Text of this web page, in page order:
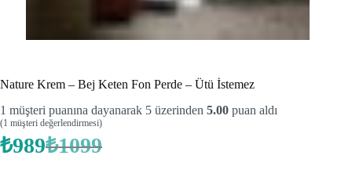
Nature Krem – Bej Keten Fon Perde – Ütü İstemez
1 müşteri puanına dayanarak 5 üzerinden 5.00 puan aldı
(1 müşteri değerlendirmesi)
₺1099
Orijinal
₺989 Şu